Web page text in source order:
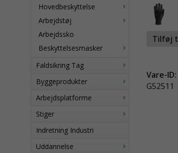
Hovedbeskyttelse
Arbejdstøj
Arbejdssko
Beskyttelsesmasker
Faldsikring Tag
Byggeprodukter
Arbejdsplatforme
Stiger
Indretning Industri
Uddannelse
Tilføj
Vare-ID:
G52511